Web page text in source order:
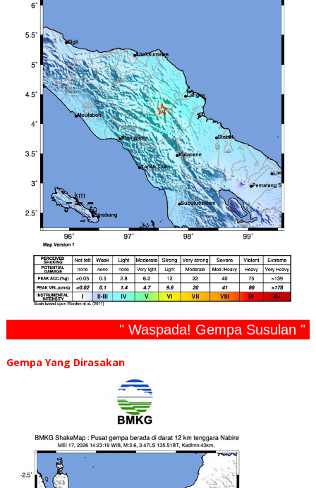
" Waspada! Gempa Susulan "
Gempa Yang Dirasakan